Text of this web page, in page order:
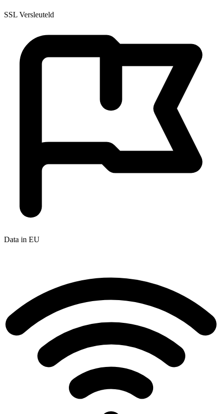
SSL Versleuteld
Data in EU